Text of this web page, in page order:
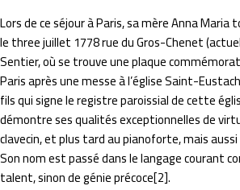
Lors de ce séjour à Paris, sa mère Anna
le three juillet 1778 rue du Gros-Chenet
Sentier, où se trouve une plaque
Paris après une messe à l’église Saint-
fils qui signe le registre paroissial de cette
démontre ses qualités exceptionnelles de
clavecin, et plus tard au pianoforte, mais aussi
Son nom est passé dans le langage courant
talent, sinon de génie précoce[2].